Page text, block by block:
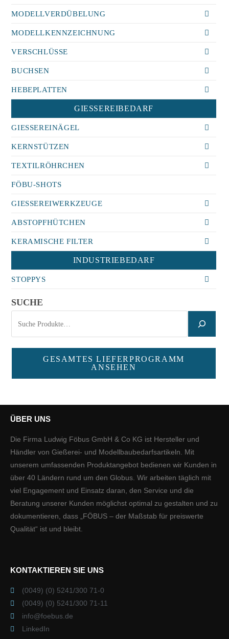
MODELLVERDÜBELUNG
MODELLKENNZEICHNUNG
VERSCHLÜSSE
BUCHSEN
HEBEPLATTEN
GIESSEREIBEDARF
GIESSEREINÄGEL
KERNSTÜTZEN
TEXTILRÖHRCHEN
FÖBU-SHOTS
GIESSEREIWERKZEUGE
ABSTOPFHÜTCHEN
KERAMISCHE FILTER
INDUSTRIEBEDARF
STOPPYS
SUCHE
GESAMTES LIEFERPROGRAMM
ANSEHEN
ÜBER UNS
Die Firma Ludwig Föbus GmbH & Co KG ist Hersteller und
Händler von Gießerei- und Modellbaubedarfsartikeln. Mit
unserem umfassenden Produktangebot bedienen wir Kunden in
über 40 Ländern rund um den Globus. Wir arbeiten täglich mit
viel Engagement und Einsatz daran, den Service und die
Beratung unserer Kunden möglichst optimal zu gestalten und zu
dokumentieren, dass „FÖBUS – der Maßstab für preiswerte
Qualität“ ist und bleibt.
KONTAKTIEREN SIE UNS
(0049) (0) 5241/300 71-0
(0049) (0) 5241/300 71-11
info@foebus.de
LinkedIn